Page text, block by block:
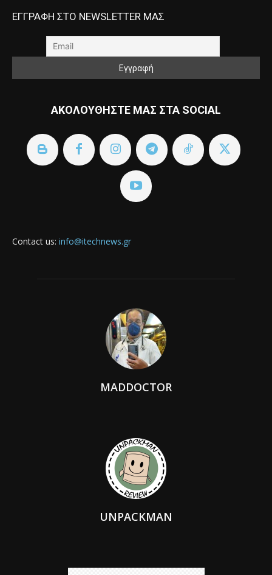
ΕΓΓΡΑΦΗ ΣΤΟ NEWSLETTER ΜΑΣ
ΑΚΟΛΟΥΘΗΣΤΕ ΜΑΣ ΣΤΑ SOCIAL
Contact us: info@itechnews.gr
MADDOCTOR
UNPACKMAN